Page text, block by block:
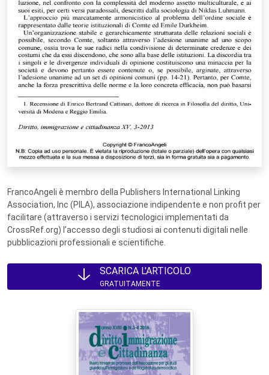
FrancoAngeli è membro della Publishers International Linking
Association, Inc (PILA), associazione indipendente e non profit per
facilitare (attraverso i servizi tecnologici implementati da
CrossRef.org) l’accesso degli studiosi ai contenuti digitali nelle
pubblicazioni professionali e scientifiche.
SCARICA L'ARTICOLO
GRATUITAMENTE